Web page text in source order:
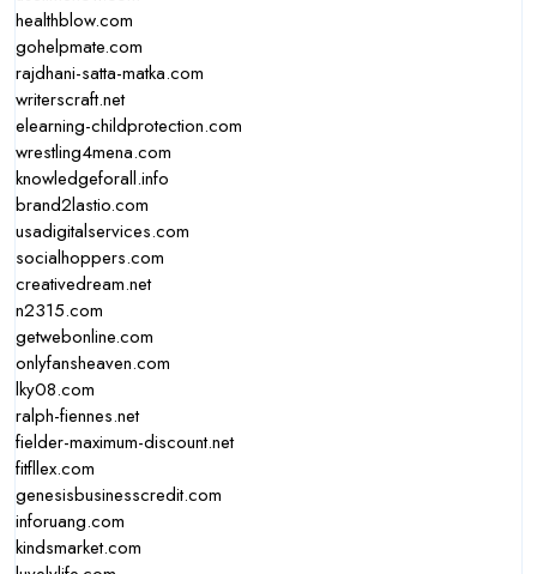
healthblow.com
gohelpmate.com
rajdhani-satta-matka.com
writerscraft.net
elearning-childprotection.com
wrestling4mena.com
knowledgeforall.info
brand2lastio.com
usadigitalservices.com
socialhoppers.com
creativedream.net
n2315.com
getwebonline.com
onlyfansheaven.com
lky08.com
ralph-fiennes.net
fielder-maximum-discount.net
fitfllex.com
genesisbusinesscredit.com
inforuang.com
kindsmarket.com